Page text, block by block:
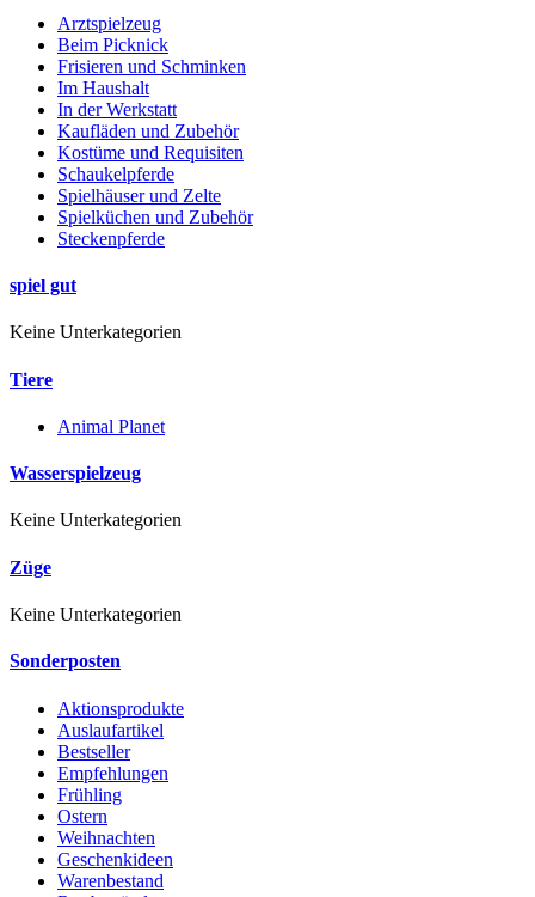
Arztspielzeug
Beim Picknick
Frisieren und Schminken
Im Haushalt
In der Werkstatt
Kaufläden und Zubehör
Kostüme und Requisiten
Schaukelpferde
Spielhäuser und Zelte
Spielküchen und Zubehör
Steckenpferde
spiel gut
Keine Unterkategorien
Tiere
Animal Planet
Wasserspielzeug
Keine Unterkategorien
Züge
Keine Unterkategorien
Sonderposten
Aktionsprodukte
Auslaufartikel
Bestseller
Empfehlungen
Frühling
Ostern
Weihnachten
Geschenkideen
Warenbestand